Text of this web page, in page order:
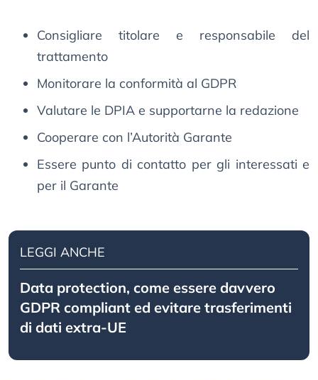
Consigliare titolare e responsabile del
trattamento
Monitorare la conformità al GDPR
Valutare le DPIA e supportarne la redazione
Cooperare con l’Autorità Garante
Essere punto di contatto per gli interessati e
per il Garante
LEGGI ANCHE
Data protection, come essere davvero
GDPR compliant ed evitare trasferimenti
di dati extra-UE